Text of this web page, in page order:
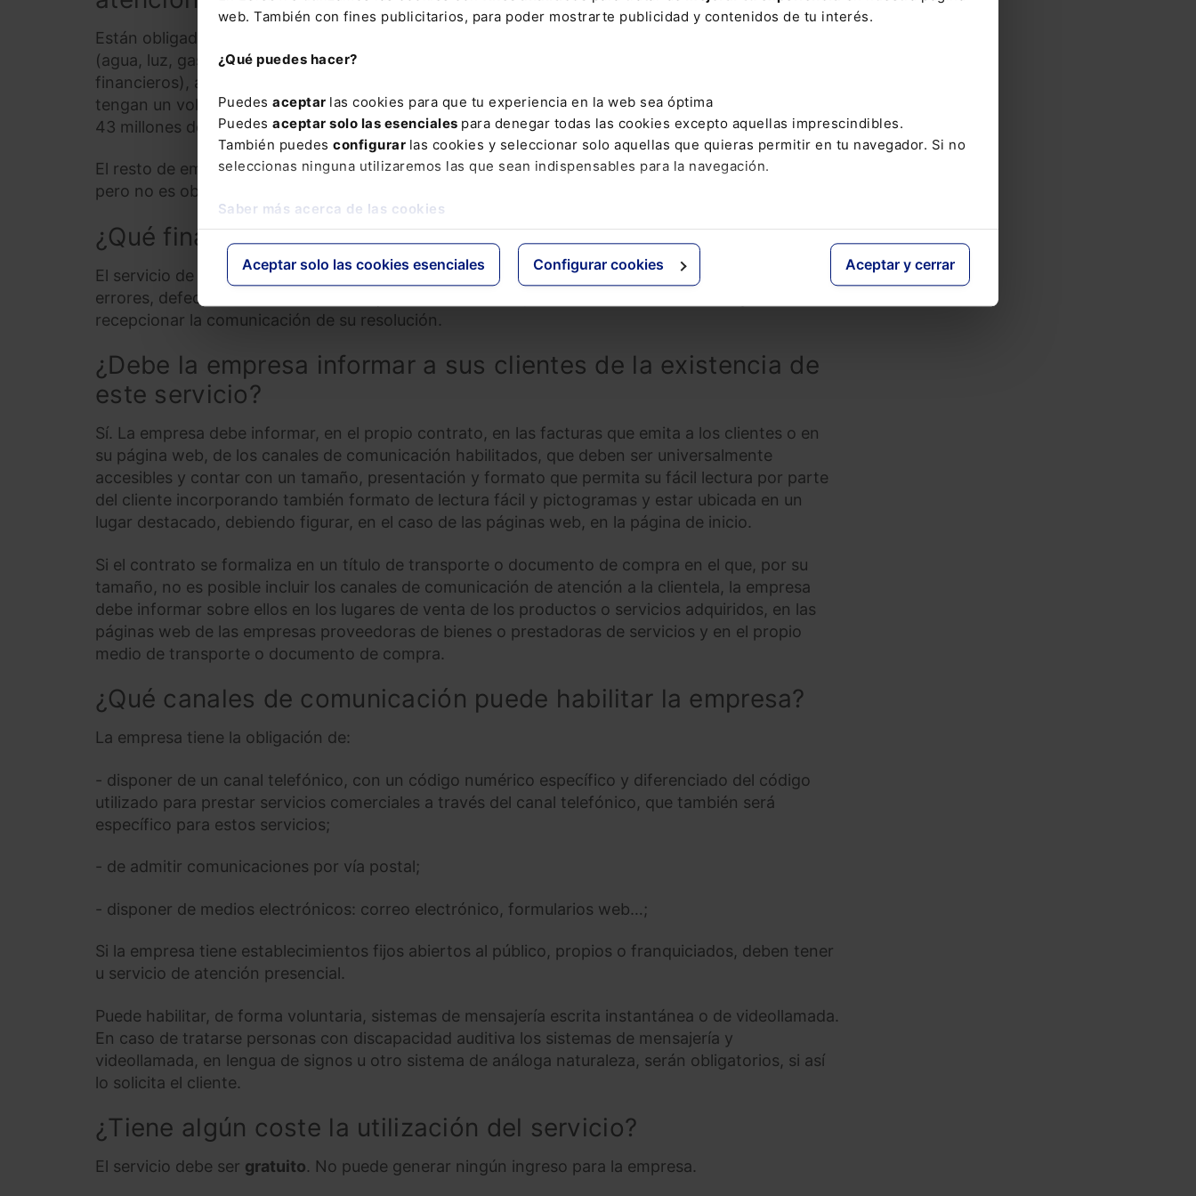
web. También con fines publicitarios, para poder mostrarte publicidad y contenidos de tu interés.
¿Qué puedes hacer?
Puedes aceptar las cookies para que tu experiencia en la web sea óptima
Puedes aceptar solo las esenciales para denegar todas las cookies excepto aquellas imprescindibles.
También puedes configurar las cookies y seleccionar solo aquellas que quieras permitir en tu navegador. Si no
seleccionas ninguna utilizaremos las que sean indispensables para la navegación.
Saber más acerca de las cookies
Aceptar solo las cookies esenciales Configurar cookies Aceptar y cerrar
Están obligadas todas las empresas que presten en España servicios básicos de interés general
(agua, luz, gas, transporte, servicios postales, comunicaciones electrónicas o servicios
financieros), así como las empresas que tengan 250 o más personas empleadas o aquellas que
tengan un volumen de negocios anual superior a 50 millones de euros o un balance anual mayor de
43 millones de euros.
El resto de empresas que no cumplan con los criterios anteriores pueden disponer del servicio,
pero no es obligatorio.
¿Qué finalidad tiene el servicio?
El servicio de atención a la clientela debe permitir la presentación de quejas y reclamaciones por
errores, defectos o deterioros o cualquier otra incidencia, así como realizar consultas y
recepcionar la comunicación de su resolución.
¿Debe la empresa informar a sus clientes de la existencia de
este servicio?
Sí. La empresa debe informar, en el propio contrato, en las facturas que emita a los clientes o en
su página web, de los canales de comunicación habilitados, que deben ser universalmente
accesibles y contar con un tamaño, presentación y formato que permita su fácil lectura por parte
del cliente incorporando también formato de lectura fácil y pictogramas y estar ubicada en un
lugar destacado, debiendo figurar, en el caso de las páginas web, en la página de inicio.
Si el contrato se formaliza en un título de transporte o documento de compra en el que, por su
tamaño, no es posible incluir los canales de comunicación de atención a la clientela, la empresa
debe informar sobre ellos en los lugares de venta de los productos o servicios adquiridos, en las
páginas web de las empresas proveedoras de bienes o prestadoras de servicios y en el propio
medio de transporte o documento de compra.
¿Qué canales de comunicación puede habilitar la empresa?
La empresa tiene la obligación de:
- disponer de un canal telefónico, con un código numérico específico y diferenciado del código
utilizado para prestar servicios comerciales a través del canal telefónico, que también será
específico para estos servicios;
- de admitir comunicaciones por vía postal;
- disponer de medios electrónicos: correo electrónico, formularios web…;
Si la empresa tiene establecimientos fijos abiertos al público, propios o franquiciados, deben tener
u servicio de atención presencial.
Puede habilitar, de forma voluntaria, sistemas de mensajería escrita instantánea o de videollamada.
En caso de tratarse personas con discapacidad auditiva los sistemas de mensajería y
videollamada, en lengua de signos u otro sistema de análoga naturaleza, serán obligatorios, si así
lo solicita el cliente.
¿Tiene algún coste la utilización del servicio?
El servicio debe ser gratuito. No puede generar ningún ingreso para la empresa.